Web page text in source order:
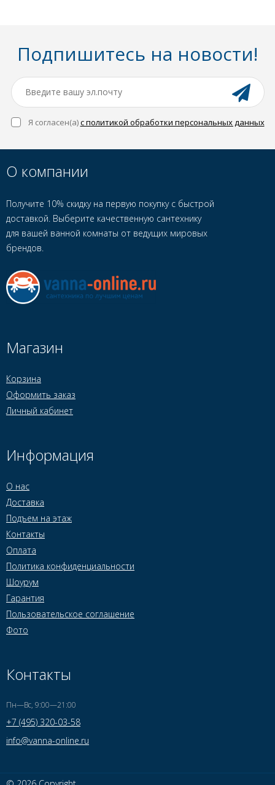
Подпишитесь на новости!
Я согласен(a)с политикой обработки персональных данных
О компании
Получите 10% скидку на первую покупку с быстрой
доставкой. Выберите качественную сантехнику
для вашей ванной комнаты от ведущих мировых
брендов.
Магазин
Корзина
Оформить заказ
Личный кабинет
Информация
О нас
Доставка
Подъем на этаж
Контакты
Оплата
Политика конфиденциальности
Шоурум
Гарантия
Пользовательское соглашение
Фото
Контакты
Пн—Вс, 9:00—21:00
+7 (495) 320-03-58
info@vanna-online.ru